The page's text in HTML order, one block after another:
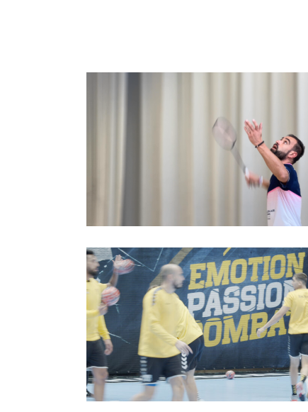
Para Badminton
Handball